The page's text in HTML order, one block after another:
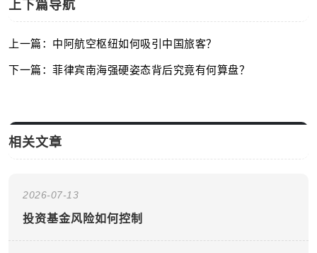
上下篇导航
上一篇：中阿航空枢纽如何吸引中国旅客？
下一篇：菲律宾南海强硬姿态背后究竟有何算盘？
相关文章
2026-07-13
投资基金风险如何控制